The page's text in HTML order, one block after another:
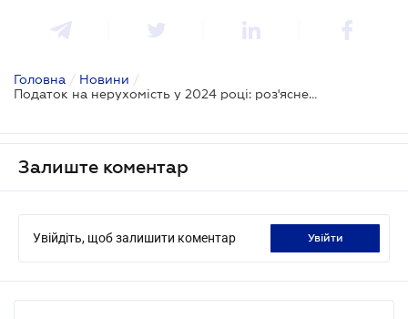
Головна / Новини /
Податок на нерухомість у 2024 році: роз'яснення податківців
Залиште коментар
Увійдіть, щоб залишити коментар увійти